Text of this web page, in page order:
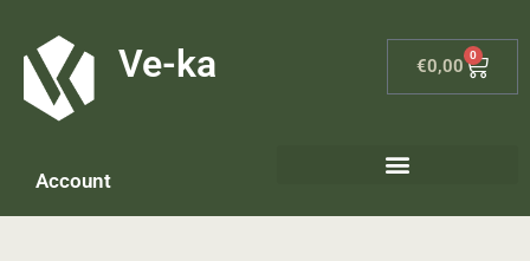
Ve-ka €0,00
0
Account